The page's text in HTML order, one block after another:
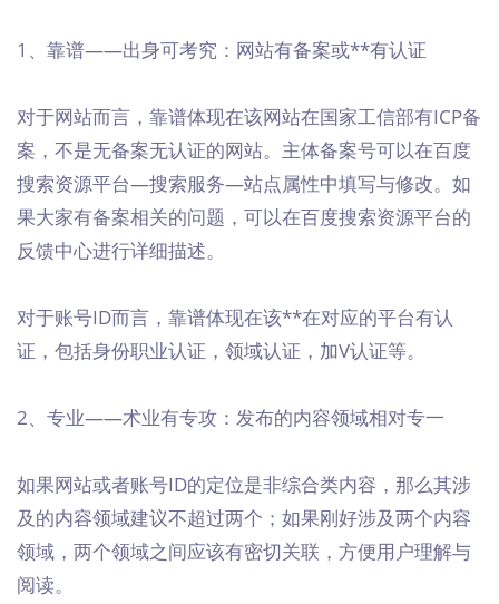
1、靠谱——出身可考究：网站有备案或**有认证
对于网站而言，靠谱体现在该网站在国家工信部有ICP备
案，不是无备案无认证的网站。主体备案号可以在百度
搜索资源平台—搜索服务—站点属性中填写与修改。如
果大家有备案相关的问题，可以在百度搜索资源平台的
反馈中心进行详细描述。
对于账号ID而言，靠谱体现在该**在对应的平台有认
证，包括身份职业认证，领域认证，加V认证等。
2、专业——术业有专攻：发布的内容领域相对专一
如果网站或者账号ID的定位是非综合类内容，那么其涉
及的内容领域建议不超过两个；如果刚好涉及两个内容
领域，两个领域之间应该有密切关联，方便用户理解与
阅读。